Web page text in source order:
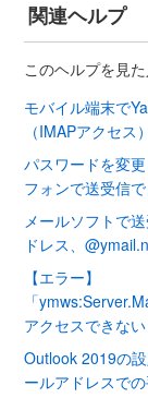
関連ヘルプ
このヘルプを見
モバイル端末で
（IMAPアクセス）
パスワードを変
フォンで送受信
メールソフトで
ドレス、
【エラー】
「
アクセスできない
Outlook 2019の
ールアドレスでの